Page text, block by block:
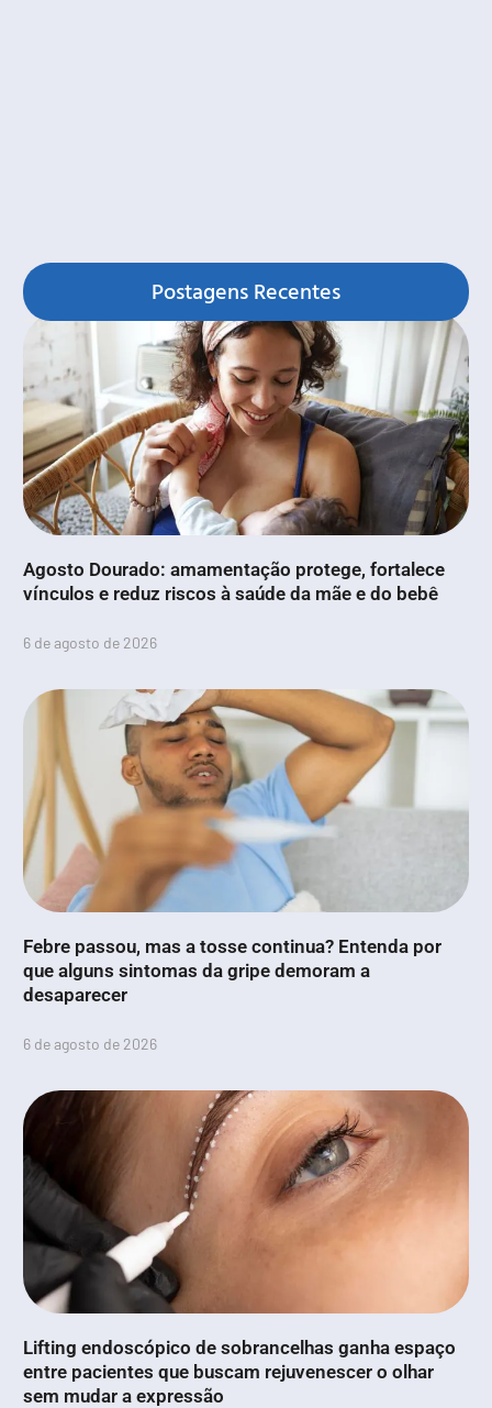
Postagens Recentes
Agosto Dourado: amamentação protege, fortalece
vínculos e reduz riscos à saúde da mãe e do bebê
6 de agosto de 2026
Febre passou, mas a tosse continua? Entenda por
que alguns sintomas da gripe demoram a
desaparecer
6 de agosto de 2026
Lifting endoscópico de sobrancelhas ganha espaço
entre pacientes que buscam rejuvenescer o olhar
sem mudar a expressão